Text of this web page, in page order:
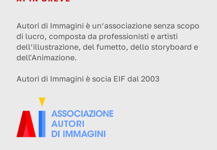
Autori di Immagini è un’associazione senza scopo
di lucro, composta da professionisti e artisti
dell’illustrazione, del fumetto, dello storyboard e
dell'Animazione.
Autori di Immagini è socia EIF dal 2003